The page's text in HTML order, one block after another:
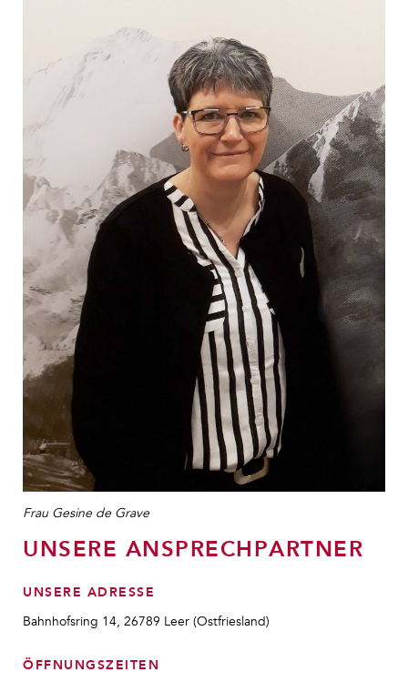
Frau Gesine de Grave
UNSERE ANSPRECHPARTNER
UNSERE ADRESSE
Bahnhofsring 14, 26789 Leer (Ostfriesland)
ÖFFNUNGSZEITEN